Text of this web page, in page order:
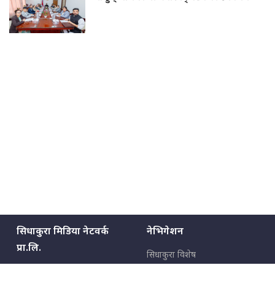
सिधाकुरा मिडिया नेटवर्क
प्रा.लि.
नेभिगेशन
सिधाकुरा विशेष